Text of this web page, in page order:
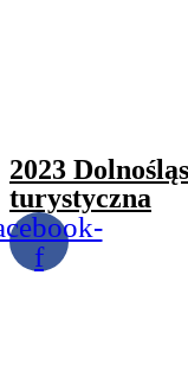
2023
turystyczna
f